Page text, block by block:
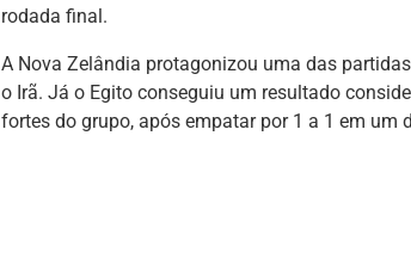
rodada final.
A Nova Zelândia protagonizou uma das
o Irã. Já o Egito conseguiu um resultado
fortes do grupo, após empatar por 1 a 1 em um